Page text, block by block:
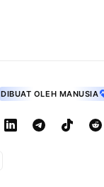
DIBUAT OLEH MANUSIA